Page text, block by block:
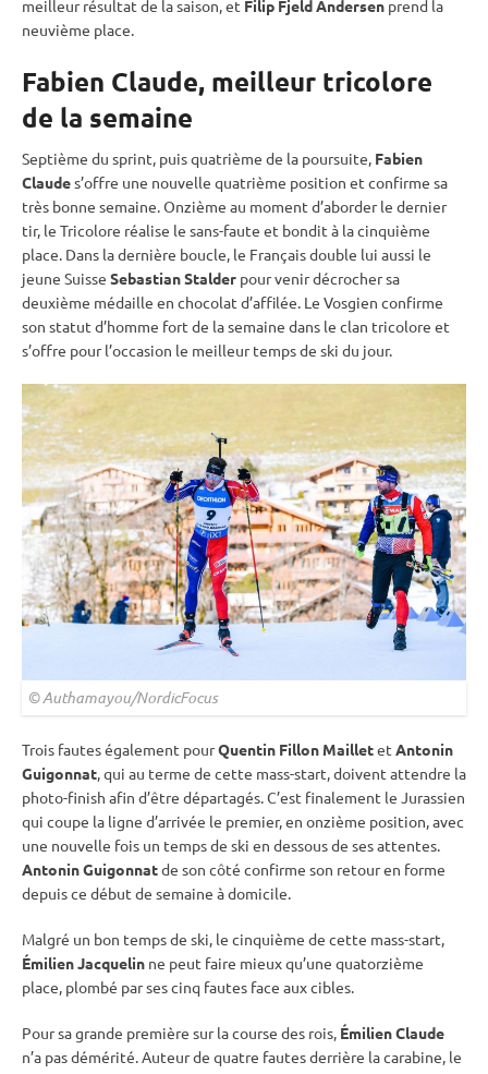
meilleur résultat de la saison, et Filip Fjeld Andersen prend la
neuvième place.
Fabien Claude, meilleur tricolore
de la semaine
Septième du sprint, puis quatrième de la poursuite, Fabien
Claudes’offre une nouvelle quatrième position et confirme sa
très bonne semaine. Onzième au moment d’aborder le dernier
tir, le Tricolore réalise le sans-faute et bondit à la cinquième
place. Dans la dernière boucle, le Français double lui aussi le
jeune Suisse Sebastian Stalder pour venir décrocher sa
deuxième médaille en chocolat d’affilée. Le Vosgien confirme
son statut d’homme fort de la semaine dans le clan tricolore et
s’offre pour l’occasion le meilleur temps de ski du jour.
© Authamayou/NordicFocus
Trois fautes également pourQuentin Fillon Mailletet Antonin
Guigonnat, qui au terme de cette mass-start, doivent attendre la
photo-finish afin d’être départagés. C’est finalement le Jurassien
qui coupe la ligne d’arrivée le premier, en onzième position, avec
une nouvelle fois un temps de ski en dessous de ses attentes.
Antonin Guigonnatde son côté confirme son retour en forme
depuis ce début de semaine à domicile.
Malgré un bon temps de ski, le cinquième de cette mass-start,
Émilien Jacquelin ne peut faire mieux qu’une quatorzième
place, plombé par ses cinq fautes face aux cibles.
Pour sa grande première sur la course des rois, Émilien Claude
n’a pas démérité. Auteur de quatre fautes derrière lacarabine, le